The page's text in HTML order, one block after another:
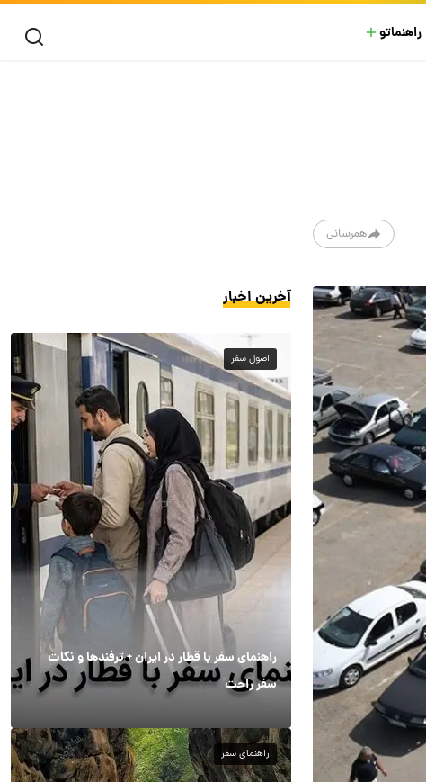
راهنماتو
همرسانی
آخرین اخبار
اصول سفر
راهنمای سفر با قطار در ایران + ترفندها و نکات
سفر راحت
راهنمای سفر